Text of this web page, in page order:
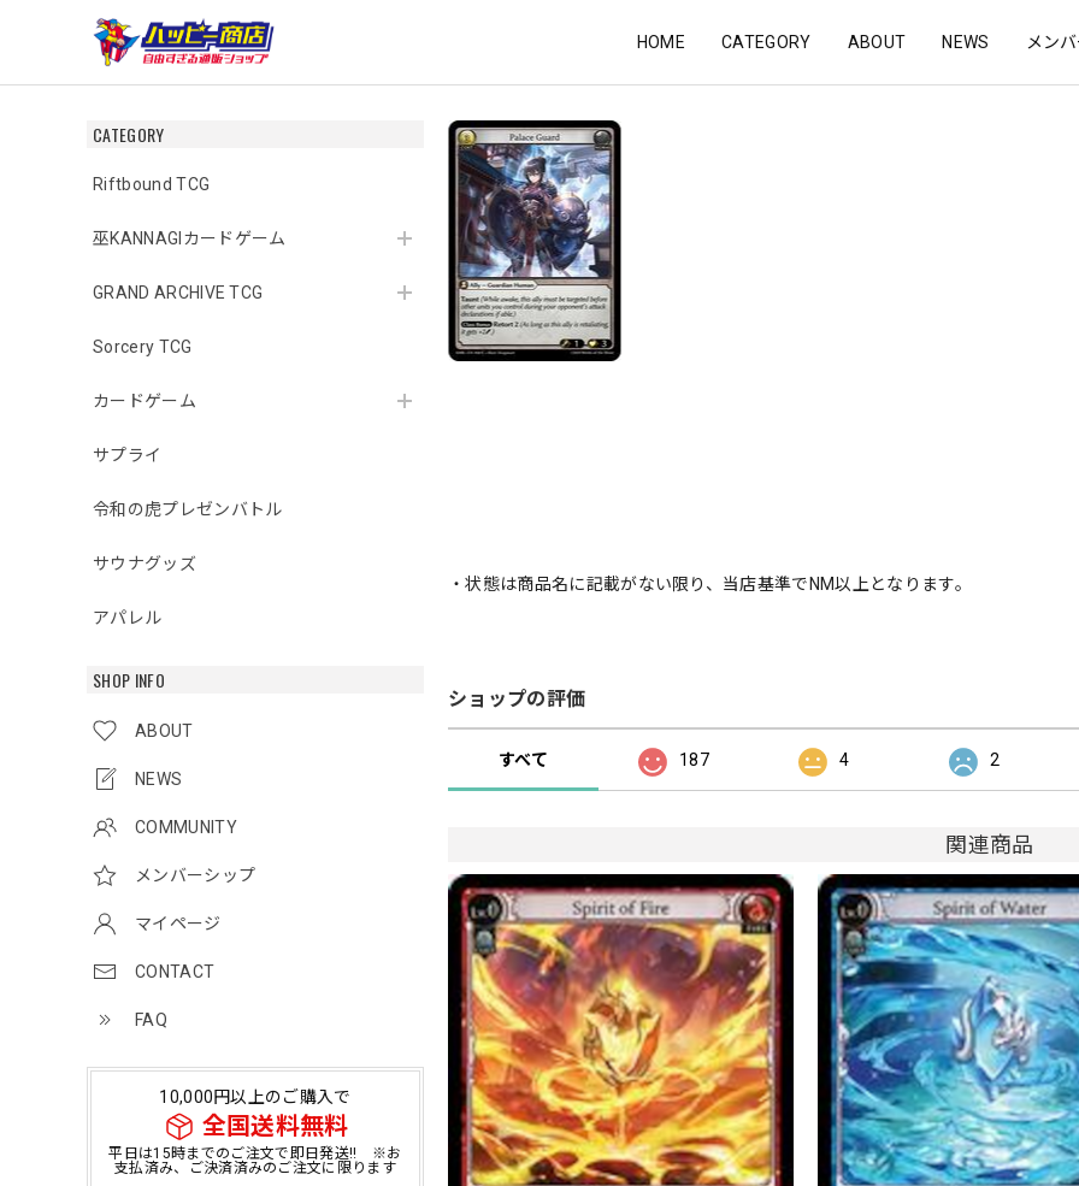
HOME CATEGORY ABOUT NEWS メン
CATEGORY
Riftbound TCG
巫KANNAGIカードゲーム
GRAND ARCHIVE TCG
Sorcery TCG
カードゲーム
サプライ
令和の虎プレゼンバトル
サウナグッズ
アパレル
SHOP INFO
ABOUT
NEWS
COMMUNITY
メンバーシップ
マイページ
CONTACT
FAQ
10,000円以上のご購入で
全国送料無料
平日は15時までのご注文で即日発送!! ※お
支払済み、ご決済済みのご注文に限ります
・状態は商品名に記載がない限り、当店基準でNM以上となります。
ショップの評価
すべて 187 4 2
関連商品